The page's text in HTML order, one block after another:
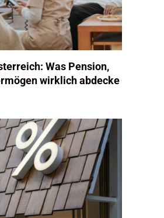
Was Pension,
wirklich abdecke